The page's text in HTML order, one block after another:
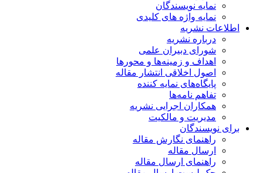
نمایه نویسندگان
نمایه واژه های کلیدی
اطلاعات نشریه
درباره نشریه
شورای دبیران علمی
اهداف و زمینه‌ها و محورها
اصول اخلاقی انتشار مقاله
پایگاه‌های نمایه کننده
تفاهم نامه‌ها
همکاران اجرایی نشریه
مدیریت و مالکیت
برای نویسندگان
راهنمای نگارش مقاله
ارسال مقاله
راهنمای ارسال مقاله